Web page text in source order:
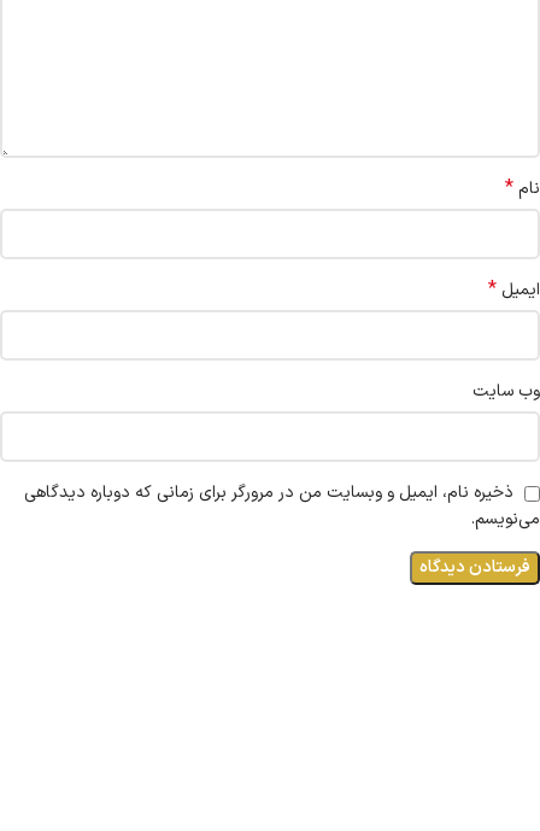
نام*
ایمیل *
وب‌ سایت
ذخیره نام، ایمیل و وبسایت من در مرورگر برای زمانی که دوباره دیدگاهی
می‌نویسم.